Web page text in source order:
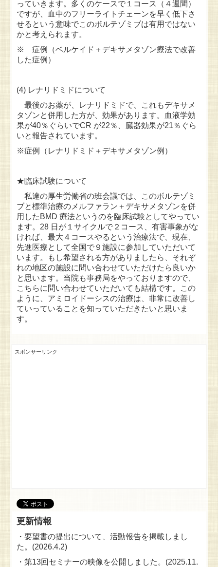
更新情報
・要望書の提出について、活動報告を掲載しまし
た。(2026.4.2)
・第13回セミナーの映像を公開しました。(2025.11.
っていきます。多くのケースで１コース（４週間）
ですが、血中のフリーライトチェーンを早く低下さ
せるという意味でこのボルテゾミブは有用ではない
かと考えられます。
※ 症例（ベルケイド＋デキサメタゾン療法で改善
した症例）
(4) レナリドミドについて
最後のお薬が、レナ リドミドで、これもデキサメ
タゾンと併用した方が、効果があります。血液学効
果が40％ぐらいでCR が22％、臓器効果が21％ぐら
いと報告されています。
※症例（レナリドミド＋デキサメタゾン例）
★臨床試験について
私達の厚生労働省の班会議では、このボルテゾミ
ブと標準治療のメルファラン＋デキサメタゾンを併
用したBMD 療法というのを臨床試験としてやってい
ます。28 日が１サイクルで２コース、有害事象がな
ければ、最大４コースやるという治療法で、現在、
先進医療として全国で９施設に参加していただいて
います。もし希望される方がありましたら、それぞ
れの地区の施設に問い合わせていただけたら良いか
と思います。当院も事務局をやっておりますので、
こちらに問い合わせていただいても結構です。この
ように、アミロイドーシスの治療は、非常に改善し
ていっていることを知っていただきたいと思いま
す。
スポンサーリンク